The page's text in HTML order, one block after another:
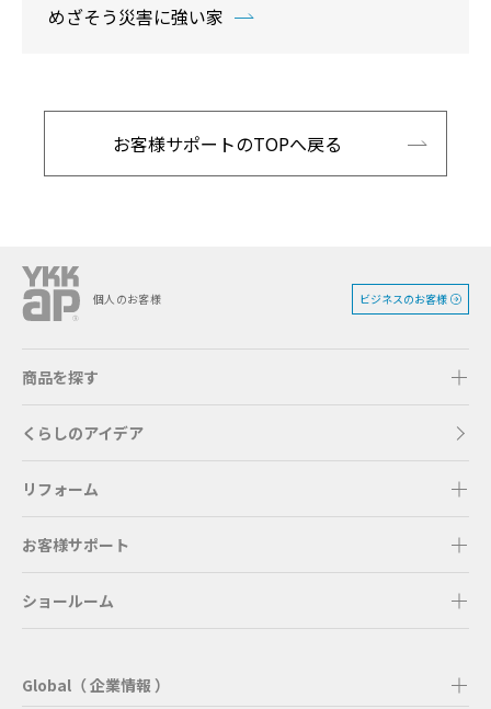
めざそう災害に強い家
お客様サポートのTOPへ戻る
個人のお客様 ビジネスのお客様
商品を探す
くらしのアイデア
リフォーム
お客様サポート
ショールーム
Global（ 企業情報 ）